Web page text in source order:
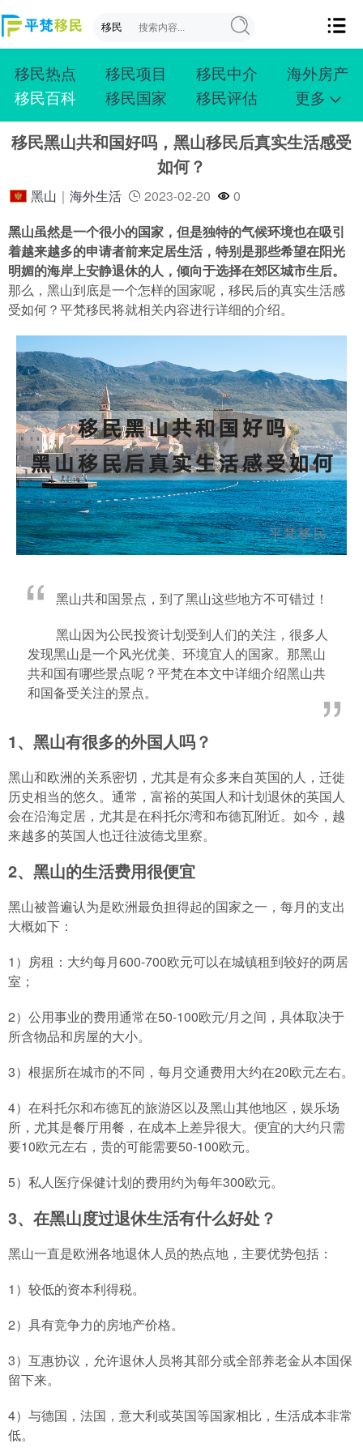
移民热点 移民项目 移民中介
海外房产
移民百科
移民国家 移民评估
更多
成功案例
投资移民 创业移民
购房移民
护照移民
技术移民 雇主移民
移民学院
移民黑山共和国好吗，黑山移民后真实生活感受
如何？
黑山 ｜ 海外生活 2023-02-20
0
黑山虽然是一个很小的国家，但是独特的气候环境也在吸引
着越来越多的申请者前来定居生活，特别是那些希望在阳光
明媚的海岸上安静退休的人，倾向于选择在郊区城市生后。
那么，黑山到底是一个怎样的国家呢，移民后的真实生活感
受如何？平梵移民将就相关内容进行详细的介绍。
黑山共和国景点，到了黑山这些地方不可错过！
黑山因为公民投资计划受到人们的关注，很多人
发现黑山是一个风光优美、环境宜人的国家。那黑山
共和国有哪些景点呢？平梵在本文中详细介绍黑山共
和国备受关注的景点。
1、黑山有很多的外国人吗？
黑山和欧洲的关系密切，尤其是有众多来自英国的人，迁徙
历史相当的悠久。通常，富裕的英国人和计划退休的英国人
会在沿海定居，尤其是在科托尔湾和布德瓦附近。如今，越
来越多的英国人也迁往波德戈里察。
2、黑山的生活费用很便宜
黑山被普遍认为是欧洲最负担得起的国家之一，每月的支出
大概如下：
1）房租：大约每月600-700欧元可以在城镇租到较好的两居
室；
2）公用事业的费用通常在50-100欧元/月之间，具体取决于
所含物品和房屋的大小。
3）根据所在城市的不同，每月交通费用大约在20欧元左右。
4）在科托尔和布德瓦的旅游区以及黑山其他地区，娱乐场
所，尤其是餐厅用餐，在成本上差异很大。便宜的大约只需
要10欧元左右，贵的可能需要50-100欧元。
5）私人医疗保健计划的费用约为每年300欧元。
3、在黑山度过退休生活有什么好处？
黑山一直是欧洲各地退休人员的热点地，主要优势包括：
1）较低的资本利得税。
2）具有竞争力的房地产价格。
3）互惠协议，允许退休人员将其部分或全部养老金从本国保
留下来。
4）与德国，法国，意大利或英国等国家相比，生活成本非常
低。